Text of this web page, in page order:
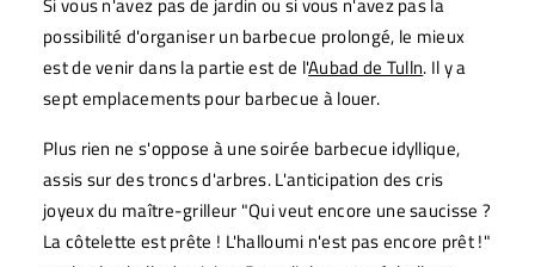
possibilité d'organiser un barbecue prolongé, le mieux
est de venir dans la partie est de l'Aubad de Tulln. Il y a
sept emplacements pour barbecue à louer.
Plus rien ne s'oppose à une soirée barbecue idyllique,
assis sur des troncs d'arbres. L'anticipation des cris
joyeux du maître-grilleur "Qui veut encore une saucisse ?
La côtelette est prête ! L'halloumi n'est pas encore prêt !"